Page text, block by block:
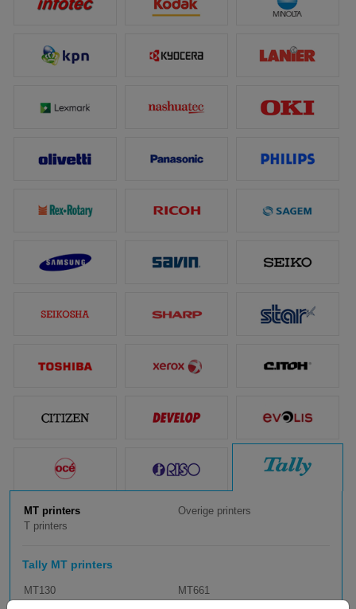
MT printers
Overige printers
T printers
Tally MT printers
MT130
MT661